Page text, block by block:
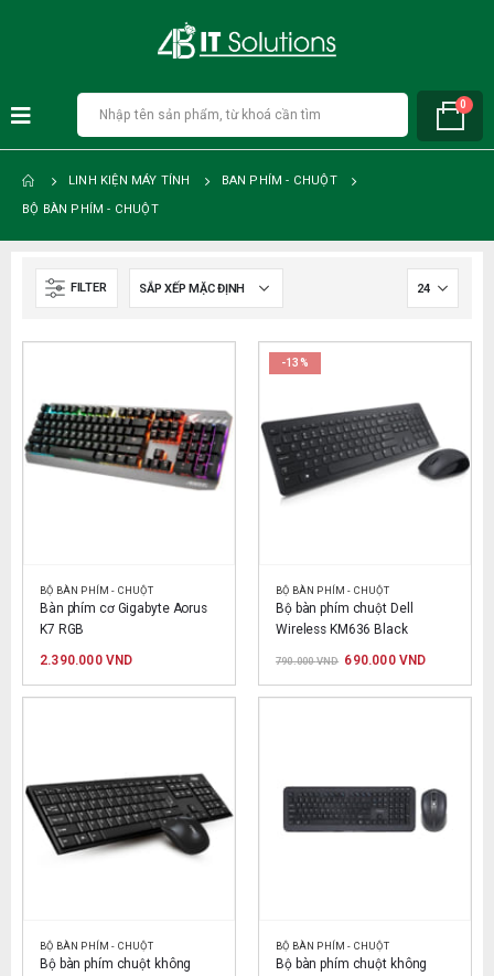
0
LINH KIỆN MÁY TÍNH
BAN PHÍM - CHUỘT
BỘ BÀN PHÍM - CHUỘT
FILTER
BỘ BÀN PHÍM - CHUỘT
Bàn phím cơ Gigabyte Aorus
K7 RGB
2.390.000VND
-13%
BỘ BÀN PHÍM - CHUỘT
Bộ bàn phím chuột Dell
Wireless KM636 Black
790.000VND Giá
là:
790.000 VND.
690.000VNDGiá
tại
là:
BỘ BÀN PHÍM - CHUỘT
Bộ bàn phím chuột không
BỘ BÀN PHÍM - CHUỘT
Bộ bàn phím chuột không